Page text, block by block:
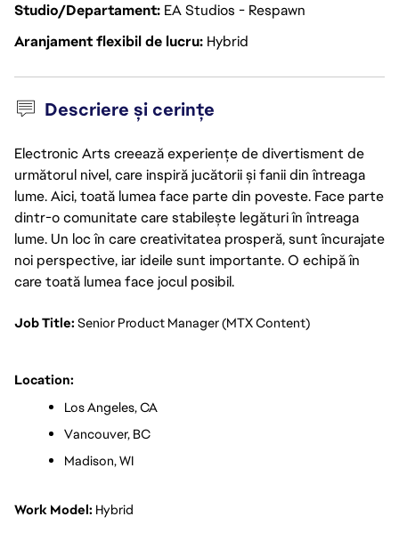
Studio/Departament EA Studios - Respawn
Aranjament flexibil de lucru Hybrid
Descriere și cerințe
Electronic Arts creează experiențe de divertisment de
următorul nivel, care inspiră jucătorii și fanii din întreaga
lume. Aici, toată lumea face parte din poveste. Face parte
dintr-o comunitate care stabilește legături în întreaga
lume. Un loc în care creativitatea prosperă, sunt încurajate
noi perspective, iar ideile sunt importante. O echipă în
care toată lumea face jocul posibil.
Job Title: Senior Product Manager (MTX Content)
Location:
Los Angeles, CA
Vancouver, BC
Madison, WI
Work Model: Hybrid